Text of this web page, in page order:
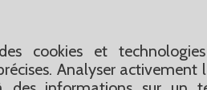
cookies et
Analyser